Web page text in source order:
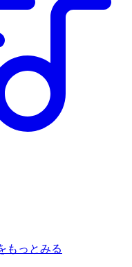
もっとみる